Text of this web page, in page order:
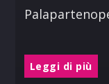
Leggi di più